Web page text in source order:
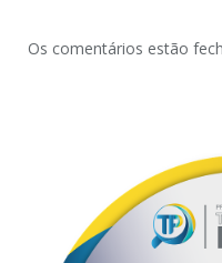
Os comentários estão